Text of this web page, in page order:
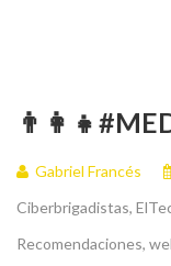
Gabriel Francés
Ciberbrigadistas,
Recomendaciones,